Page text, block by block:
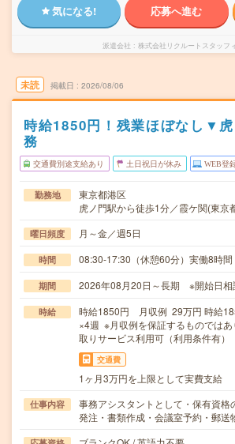
気になる! 応募へ進む
派遣会社 株式会社リクルートスタッフ
未読 掲載日 2026/08/06
時給1850円！残業ほぼなし▼
務
交通費別途支給あり 土日祝日が休み WEB登
勤務地
東京都港区
虎ノ門駅から徒歩1分／霞ケ関(東京
曜日頻度 月～金／週5日
時間 08:30-17:30（休憩60分）実働8時間
期間 2026年08月20日～長期 ※開始日
時給
時給1850円 月収例 29万円 時給
×4週 ※月収例を保証するものでは
取りサービス利用可（利用条件有）
交通費
1ヶ月3万円を上限として実費支給
仕事内容
事務アシスタントとして・保有資格
発注・書類作成・会議室予約・郵